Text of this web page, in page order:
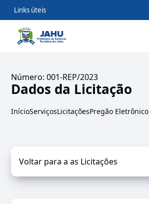
Links úteis
Número: 001-REP/2023
Dados da Licitação
InícioServiçosLicitaçõesPregão Eletrônico
Voltar para a as Licitações